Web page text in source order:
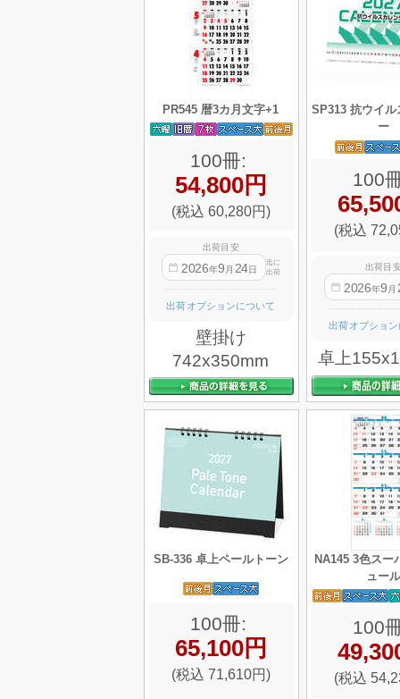
PR545 暦3カ月文字+1
100冊:
54,800円
(税込 60,280円)
出荷目安
2026年9 月 24日
迄に
出荷
出荷オプションについて
壁掛け
742x350mm
SP313 抗ウイル
ー
100
(税込
出荷目
2026年9 月
出荷オプショ
卓上
SB-336 卓上ペールトーン
100冊:
65,100円
(税込 71,610円)
NA145 3色スー
ュール
100
(税込